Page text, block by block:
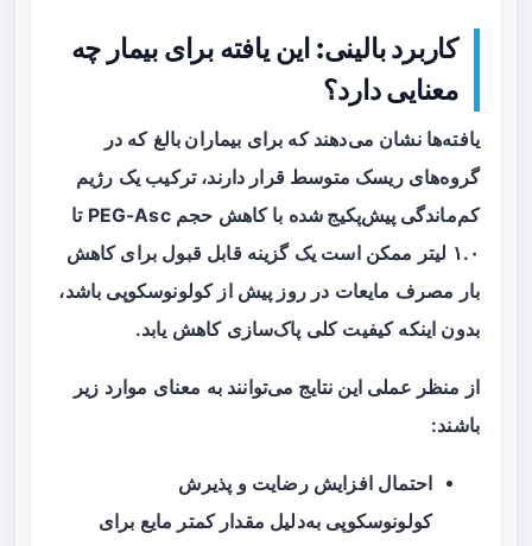
کاربرد بالینی: این یافته برای بیمار چه
معنایی دارد؟
یافته‌ها نشان می‌دهند که برای بیماران بالغ که در
گروه‌های ریسک متوسط قرار دارند، ترکیب یک رژیم
کم‌ماندگی پیش‌پکیج شده
با کاهش حجم PEG-Asc تا
۱.۰ لیتر ممکن است یک گزینه قابل قبول برای کاهش
بار مصرف مایعات در روز پیش از کولونوسکوپی باشد،
بدون اینکه کیفیت کلی پاک‌سازی کاهش یابد.
از منظر عملی این نتایج می‌توانند به معنای موارد زیر
باشند:
احتمال افزایش رضایت و پذیرش
کولونوسکوپی به‌دلیل مقدار کمتر مایع برای